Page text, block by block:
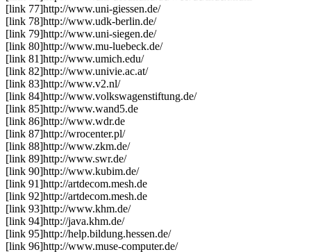
[link 77]http://www.uni-giessen.de/
[link 78]http://www.udk-berlin.de/
[link 79]http://www.uni-siegen.de/
[link 80]http://www.mu-luebeck.de/
[link 81]http://www.umich.edu/
[link 82]http://www.univie.ac.at/
[link 83]http://www.v2.nl/
[link 84]http://www.volkswagenstiftung.de/
[link 85]http://www.wand5.de
[link 86]http://www.wdr.de
[link 87]http://wrocenter.pl/
[link 88]http://www.zkm.de/
[link 89]http://www.swr.de/
[link 90]http://www.kubim.de/
[link 91]http://artdecom.mesh.de
[link 92]http://artdecom.mesh.de
[link 93]http://www.khm.de/
[link 94]http://java.khm.de/
[link 95]http://help.bildung.hessen.de/
[link 96]http://www.muse-computer.de/